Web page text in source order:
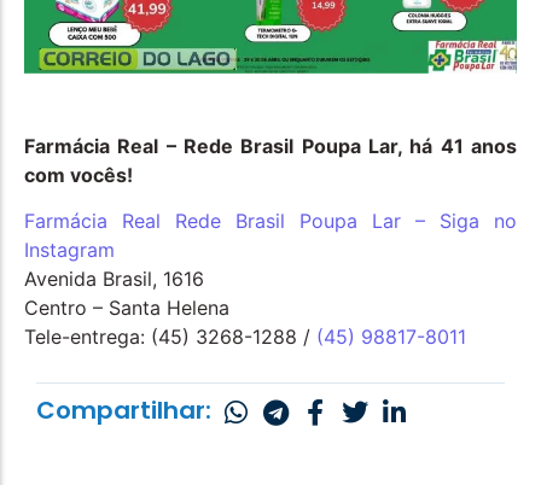
Farmácia Real – Rede Brasil Poupa Lar, há 41 anos
com vocês!
Farmácia Real Rede Brasil Poupa Lar – Siga no
Instagram
Avenida Brasil, 1616
Centro – Santa Helena
Tele-entrega: (45) 3268-1288 / (45) 98817-8011
Compartilhar: